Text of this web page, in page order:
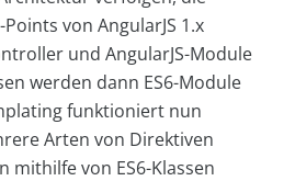
von AngularJS 1.x
und AngularJS-Module
werden dann ES6-Module
funktioniert nun
Arten von Direktiven
mithilfe von ES6-Klassen